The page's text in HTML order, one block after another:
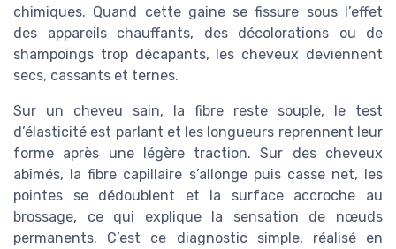
chimiques. Quand cette gaine se fissure sous l’effet
des appareils chauffants, des décolorations ou de
shampoings trop décapants, les cheveux deviennent
secs, cassants et ternes.
Sur un cheveu sain, la fibre reste souple, le test
d’élasticité est parlant et les longueurs reprennent leur
forme après une légère traction. Sur des cheveux
abîmés, la fibre capillaire s’allonge puis casse net, les
pointes se dédoublent et la surface accroche au
brossage, ce qui explique la sensation de nœuds
permanents. C’est ce diagnostic simple, réalisé en